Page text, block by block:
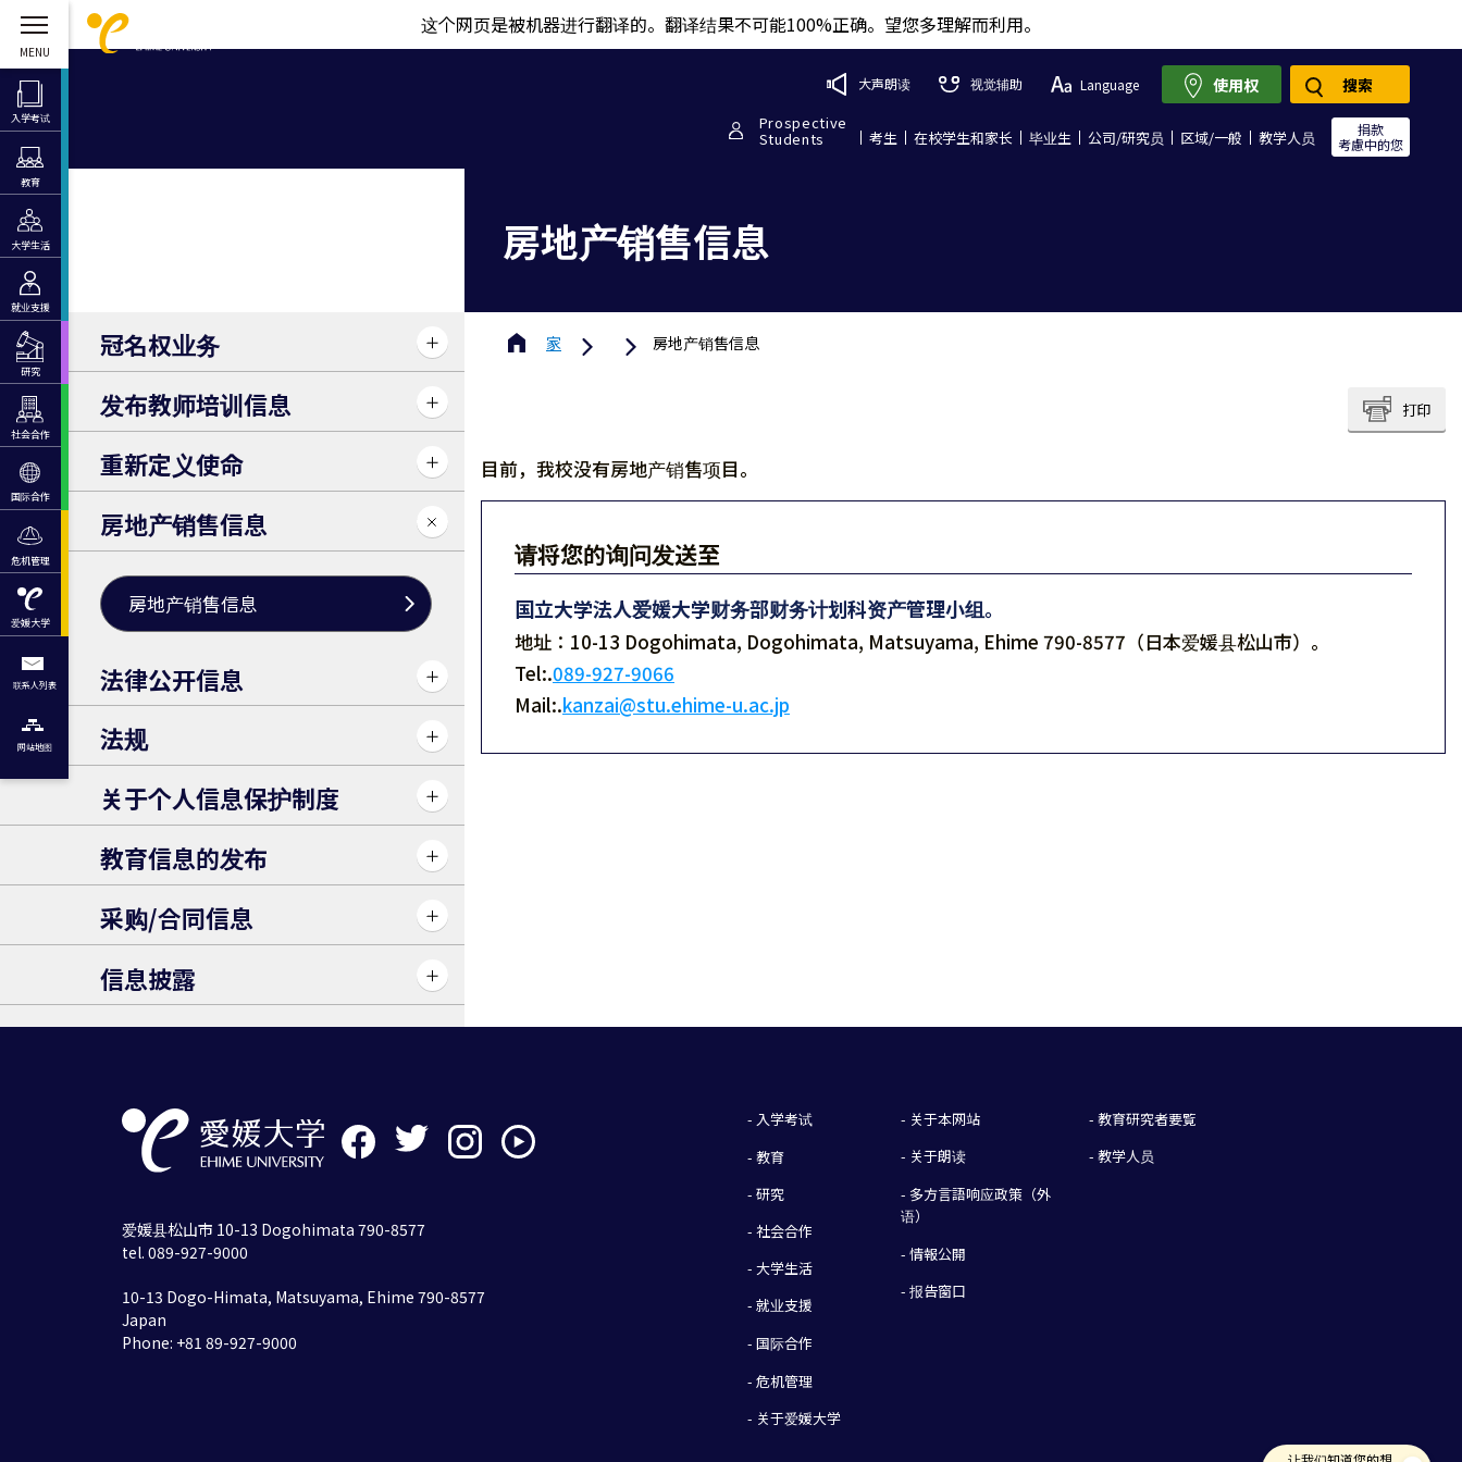
这个网页是被机器进行翻译的。翻译结果不可能100%正确。望您多理解而利用。
入学考试
教育
大学生活
就业支援
研究
社会合作
国际合作
危机管理
爱媛大学
联系人列表
网站地图
大声朗读 视觉辅助 Language
Prospective
Students 考生 在校学生和家长 毕业生 公司/研究员 区域/一般 教学人员
捐款
考慮中的您
使用权 搜索
房地产销售信息
冠名权业务
发布教师培训信息
重新定义使命
房地产销售信息
房地产销售信息
法律公开信息
法规
关于个人信息保护制度
教育信息的发布
采购/合同信息
信息披露
家 房地产销售信息
打印
目前，我校没有房地产销售项目。
请将您的询问发送至
国立大学法人爱媛大学财务部财务计划科资产管理小组。
地址：10-13 Dogohimata, Dogohimata, Matsuyama, Ehime 790-8577（日本爱媛县松山市）。
Tel:.089-927-9066
Mail:.kanzai@stu.ehime-u.ac.jp
- 入学考试
- 教育
- 研究
- 社会合作
- 大学生活
- 就业支援
- 国际合作
- 危机管理
- 关于爱媛大学
- 关于本网站
- 关于朗读
- 多方言語响应政策（外
语）
- 情報公開
- 报告窗口
- 教育研究者要覧
- 教学人员
爱媛县松山市 10-13 Dogohimata 790-8577
tel. 089-927-9000
10-13 Dogo-Himata, Matsuyama, Ehime 790-8577
Japan
Phone: +81 89-927-9000